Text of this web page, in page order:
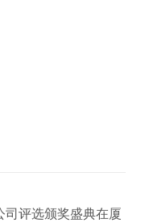
评选颁奖盛典在厦